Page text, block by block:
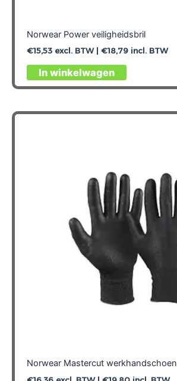
Norwear Power veiligheidsbril
€15,53excl. BTW | €18,79incl. BTW
In winkelwagen
Norwear Mastercut werkhandschoen